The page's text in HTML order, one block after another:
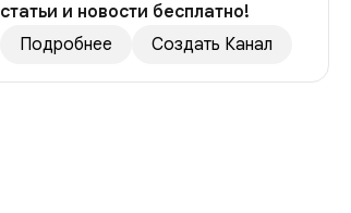
статьи и новости бесплатно!
Подробнее
Создать Канал